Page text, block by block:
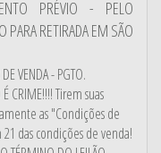
PRÉVIO - PELO
RETIRADA EM SÃO
VENDA - PGTO.
É CRIME!!!! Tirem suas
as "Condições de
21 das condições de venda!